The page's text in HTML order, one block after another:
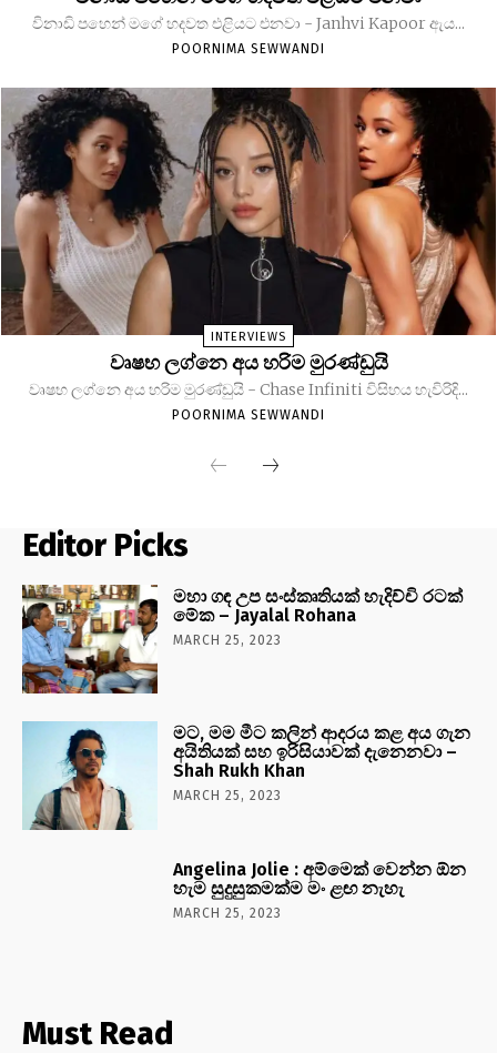
විනාඩි පහෙන් මගේ හදවත එළියට එනවා - Janhvi Kapoor ඇය...
POORNIMA SEWWANDI
INTERVIEWS
වෘෂභ ලග්නෙ අය හරිම මුරණ්ඩුයි
වෘෂභ ලග්නෙ අය හරිම මුරණ්ඩුයි - Chase Infiniti විසිහය හැවිරිදි...
POORNIMA SEWWANDI
Editor Picks
මහා ගඳ උප සංස්කෘතියක් හැදිච්චි රටක්
මේක – Jayalal Rohana
MARCH 25, 2023
මට, මම මීට කලින් ආදරය කළ අය ගැන
අයිතියක් සහ ඉරිසියාවක් දැනෙනවා –
Shah Rukh Khan
MARCH 25, 2023
Angelina Jolie : අම්මෙක් වෙන්න ඕන
හැම සුදුසුකමක්ම මං ළඟ නැහැ
MARCH 25, 2023
Must Read